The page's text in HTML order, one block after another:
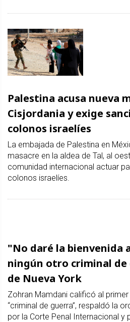
Palestina acusa nueva
Cisjordania y exige
colonos israelíes
La embajada de Palestina en
masacre en la aldea de Tal, al
comunidad internacional actuar
colonos israelíes.
"No daré la bienvenida
ningún otro criminal de
de Nueva York
Zohran Mamdani calificó al
“criminal de guerra”, respaldó la
por la Corte Penal Internacional y